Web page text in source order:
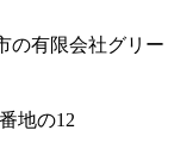
の有限会社グリー
地の12